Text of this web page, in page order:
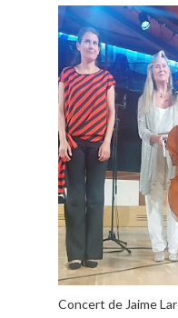
Concert de Jaime